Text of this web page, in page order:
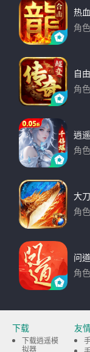
热
角
自
角
逍
角
大
角
问道
角
下载
下载逍遥模
拟器
友